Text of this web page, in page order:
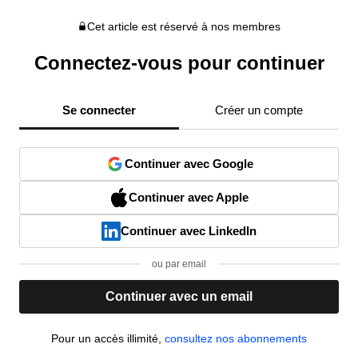
Cet article est réservé à nos membres
Connectez-vous pour continuer
Se connecter Créer un compte
Continuer avec Google
Continuer avec Apple
Continuer avec LinkedIn
ou par email
Continuer avec un email
Pour un accès illimité, consultez nos abonnements